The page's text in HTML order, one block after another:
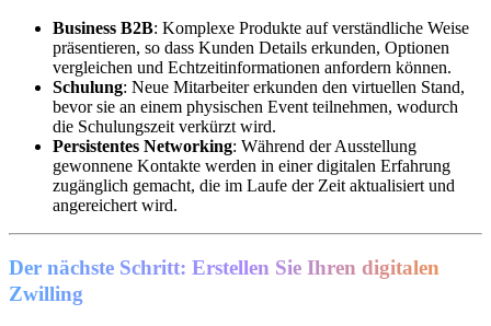
Business B2B: Komplexe Produkte auf verständliche Weise
präsentieren, so dass Kunden Details erkunden, Optionen
vergleichen und Echtzeitinformationen anfordern können.
Schulung: Neue Mitarbeiter erkunden den virtuellen Stand,
bevor sie an einem physischen Event teilnehmen, wodurch
die Schulungszeit verkürzt wird.
Persistentes Networking: Während der Ausstellung
gewonnene Kontakte werden in einer digitalen Erfahrung
zugänglich gemacht, die im Laufe der Zeit aktualisiert und
angereichert wird.
Der nächste Schritt: Erstellen Sie Ihren digitalen
Zwilling